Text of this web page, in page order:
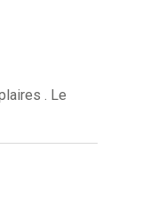
. Le